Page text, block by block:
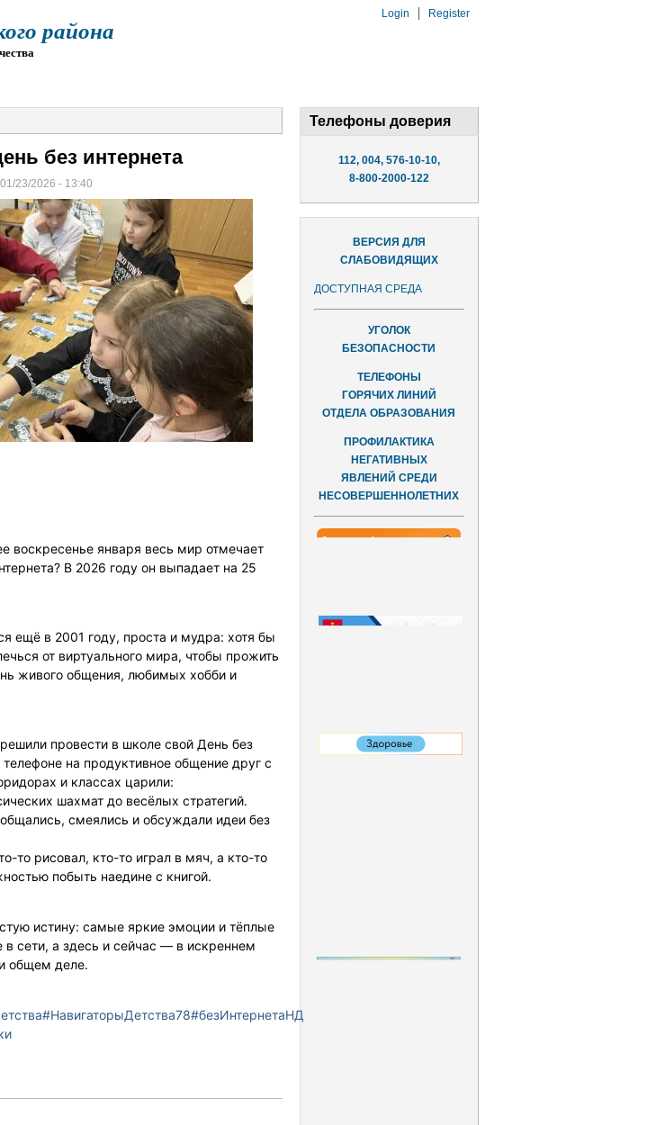
района
Login Register
без интернета
23/2026 - 13:40
воскресенье января весь мир отмечает
В 2026 году он выпадает на 25
ещё в 2001 году, проста и мудра: хотя бы
от виртуального мира, чтобы прожить
живого общения, любимых хобби и
провести в школе свой День без
на продуктивное общение друг с
и классах царили:
шахмат до весёлых стратегий.
смеялись и обсуждали идеи без
то рисовал, кто-то играл в мяч, а кто-то
побыть наедине с книгой.
истину: самые яркие эмоции и тёплые
сети, а здесь и сейчас — в искреннем
общем деле.
#НавигаторыДетства78#безИнтернетаНД
Телефоны доверия
112, 004, 576-10-10,
8-800-2000-122
ВЕРСИЯ ДЛЯ
СЛАБОВИДЯЩИХ
ДОСТУПНАЯ СРЕДА
УГОЛОК
БЕЗОПАСНОСТИ
ТЕЛЕФОНЫ
ГОРЯЧИХ ЛИНИЙ
ОТДЕЛА ОБРАЗОВАНИЯ
ПРОФИЛАКТИКА
НЕГАТИВНЫХ
ЯВЛЕНИЙ СРЕДИ
НЕСОВЕРШЕННОЛЕТНИХ